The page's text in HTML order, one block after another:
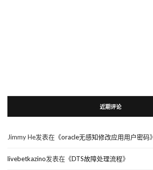
近期评论
Jimmy He发表在《oracle无感知修改应用用户密码》
livebetkazino发表在《DTS故障处理流程》